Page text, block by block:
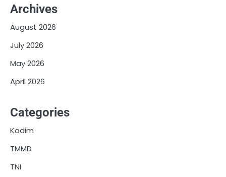
Archives
August 2026
July 2026
May 2026
April 2026
Categories
Kodim
TMMD
TNI